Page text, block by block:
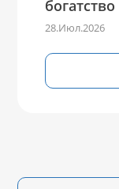
богатство
28.Июл.2026